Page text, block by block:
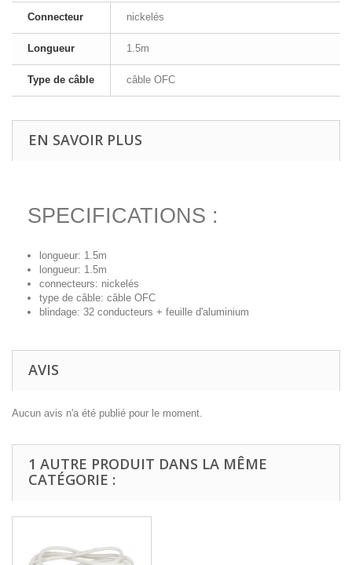
Connecteur nickelés
Longueur 1.5m
Type de câble câble OFC
EN SAVOIR PLUS
SPECIFICATIONS :
longueur: 1.5m
longueur: 1.5m
connecteurs: nickelés
type de câble: câble OFC
blindage: 32 conducteurs + feuille d'aluminium
AVIS
Aucun avis n'a été publié pour le moment.
1 AUTRE PRODUIT DANS LA MÊME
CATÉGORIE :